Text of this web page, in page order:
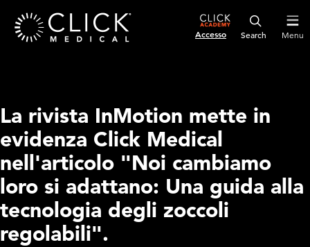
Accesso Menu
La rivista InMotion mette in
evidenza Click Medical
nell'articolo "Noi cambiamo
loro si adattano: Una guida alla
tecnologia degli zoccoli
regolabili".